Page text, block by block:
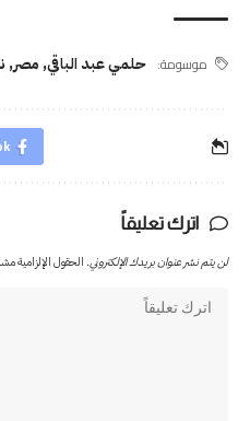
موسومة: حلمي عبد الباقي, مصر,
اترك تعليقاً
لن يتم نشر عنوان بريدك الإلكتروني. الحقول الإلزامية